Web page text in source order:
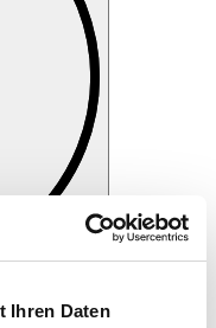
Ihren Daten